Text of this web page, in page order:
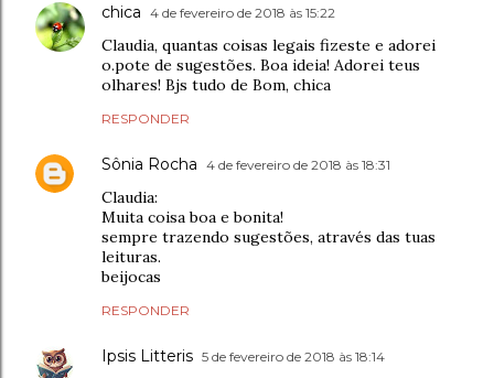
chica 4 de fevereiro de 2018 às 15:22
Claudia, quantas coisas legais fizeste e adorei
o.pote de sugestões. Boa ideia! Adorei teus
olhares! Bjs tudo de Bom, chica
RESPONDER
Sônia Rocha 4 de fevereiro de 2018 às 18:31
Claudia:
Muita coisa boa e bonita!
sempre trazendo sugestões, através das tuas
leituras.
beijocas
RESPONDER
Ipsis Litteris 5 de fevereiro de 2018 às 18:14